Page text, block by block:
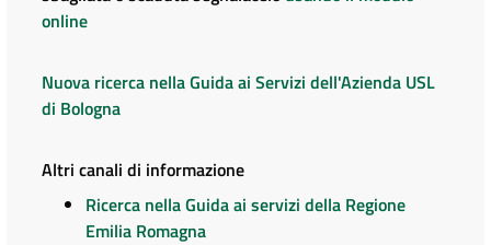
online
Nuova ricerca nella Guida ai Servizi dell'Azienda USL
di Bologna
Altri canali di informazione
Ricerca nella Guida ai servizi della Regione
Emilia Romagna